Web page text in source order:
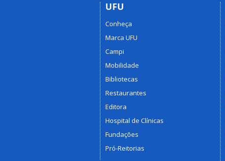
UFU
Conheça
Marca UFU
Campi
Mobilidade
Bibliotecas
Restaurantes
Editora
Hospital de Clínicas
Fundações
Pró-Reitorias